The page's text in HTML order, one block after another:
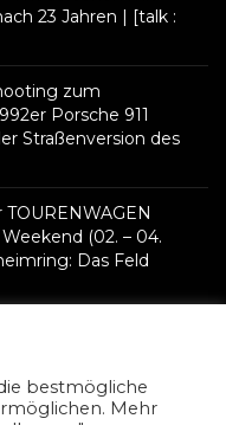
23 Jahren | [talk :
zum
Porsche 911
Straßenversion des
(02. – 04.
Das Feld
bestmögliche
Mehr